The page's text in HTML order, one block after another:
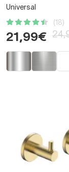
Universal
(18)
21,99€